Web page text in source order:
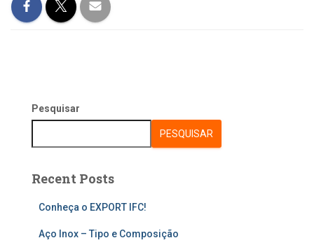
Pesquisar
PESQUISAR
Recent Posts
Conheça o EXPORT IFC!
Aço Inox – Tipo e Composição